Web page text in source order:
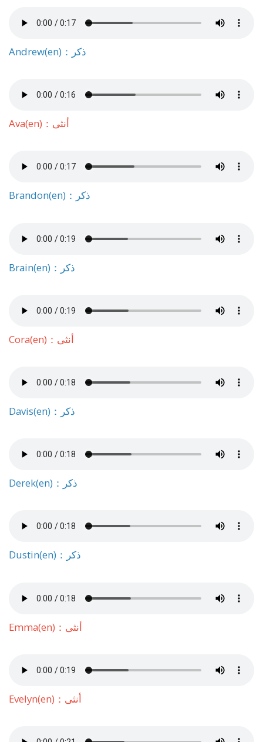
Andrew(en)：ذكر
Ava(en)：أنثى
Brandon(en)：ذكر
Brain(en)：ذكر
Cora(en)：أنثى
Davis(en)：ذكر
Derek(en)：ذكر
Dustin(en)：ذكر
Emma(en)：أنثى
Evelyn(en)：أنثى